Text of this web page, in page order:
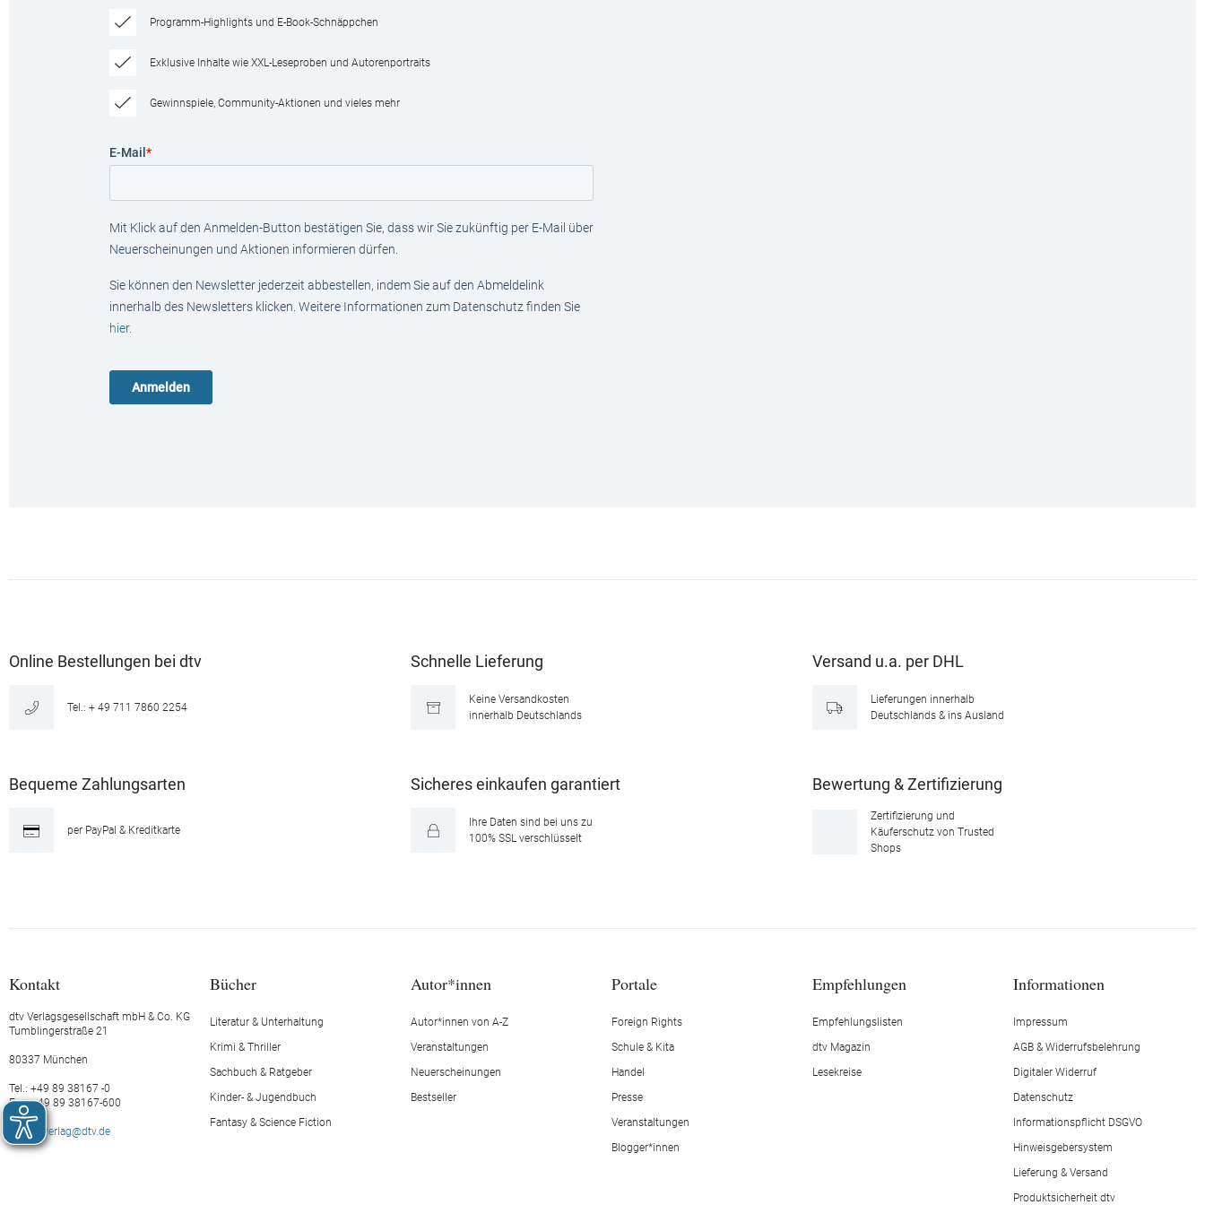
Programm-Highlights und E-Book-Schnäppchen
Exklusive Inhalte wie XXL-Leseproben und Autorenportraits
Gewinnspiele, Community-Aktionen und vieles mehr
E-Mail *
Mit Klick auf den Anmelden-Button bestätigen Sie, dass wir Sie zukünftig per E-Mail über
Neuerscheinungen und Aktionen informieren dürfen.
Sie können den Newsletter jederzeit abbestellen, indem Sie auf den Abmeldelink
innerhalb des Newsletters klicken. Weitere Informationen zum Datenschutz finden Sie
hier.
Online Bestellungen bei dtv
Tel.: + 49 711 7860 2254
Schnelle Lieferung
Keine Versandkosten
innerhalb Deutschlands
Versand u.a. per DHL
Lieferungen innerhalb
Deutschlands & ins Ausland
Bequeme Zahlungsarten
per PayPal & Kreditkarte
Sicheres einkaufen garantiert
Ihre Daten sind bei uns zu
100% SSL verschlüsselt
Bewertung & Zertifizierung
Zertifizierung und
Käuferschutz von Trusted
Shops
Kontakt
dtv Verlagsgesellschaft mbH & Co. KG
Tumblingerstraße 21
80337 München
Tel.: +49 89 38167 -0
Fax: +49 89 38167-600
E-Mail: verlag@dtv.de
Bücher
Literatur & Unterhaltung
Krimi & Thriller
Sachbuch & Ratgeber
Kinder- & Jugendbuch
Fantasy & Science Fiction
Autor*innen
Autor*innen von A-Z
Veranstaltungen
Neuerscheinungen
Bestseller
Portale
Foreign Rights
Schule & Kita
Handel
Presse
Veranstaltungen
Blogger*innen
Empfehlungen
Empfehlungslisten
dtv Magazin
Lesekreise
Informationen
Impressum
AGB & Widerrufsbelehrung
Digitaler Widerruf
Datenschutz
Informationspflicht DSGVO
Hinweisgebersystem
Lieferung & Versand
Produktsicherheit dtv